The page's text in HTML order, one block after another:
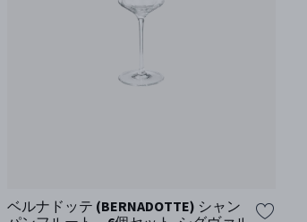
ベルナドッテ (BERNADOTTE) シャン